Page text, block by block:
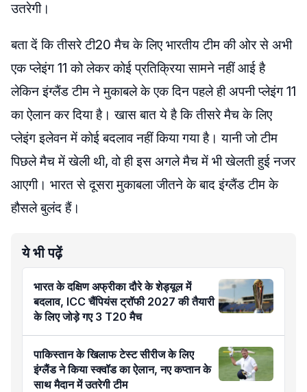
उतरेगी।
बता दें कि तीसरे टी20 मैच के लिए भारतीय टीम की ओर से अभी
एक प्लेइंग 11 को लेकर कोई प्रतिक्रिया सामने नहीं आई है
लेकिन इंग्लैंड टीम ने मुकाबले के एक दिन पहले ही अपनी प्लेइंग 11
का ऐलान कर दिया है। खास बात ये है कि तीसरे मैच के लिए
प्लेइंग इलेवन में कोई बदलाव नहीं किया गया है। यानी जो टीम
पिछले मैच में खेली थी, वो ही इस अगले मैच में भी खेलती हुई नजर
आएगी। भारत से दूसरा मुकाबला जीतने के बाद इंग्लैंड टीम के
हौसले बुलंद हैं।
ये भी पढ़ें
भारत के दक्षिण अफ्रीका दौरे के शेड्यूल में
बदलाव, ICC चैंपियंस ट्रॉफी 2027 की तैयारी
के लिए जोड़े गए 3 T20 मैच
पाकिस्तान के खिलाफ टेस्ट सीरीज के लिए
इंग्लैंड ने किया स्क्वॉड का ऐलान, नए कप्तान के
साथ मैदान में उतरेगी टीम